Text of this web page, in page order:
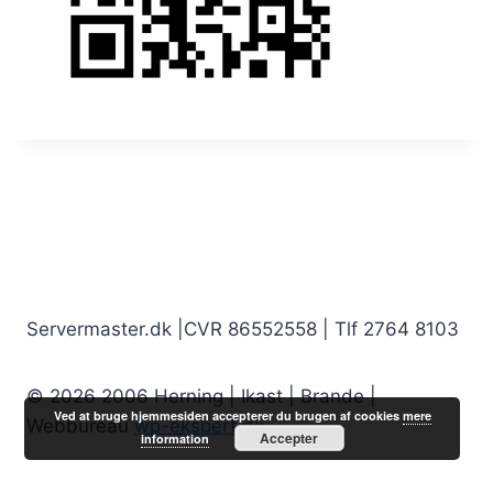
Servermaster.dk |CVR 86552558 | Tlf 2764 8103
© 2026 2006 Herning | Ikast | Brande |
Webbureauwp-ekspert.dk
Ved at bruge hjemmesiden accepterer du brugen af cookies mere
information
Accepter